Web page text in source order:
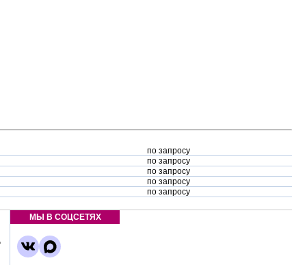
по запросу
по запросу
по запросу
по запросу
по запросу
МЫ В СОЦСЕТЯХ